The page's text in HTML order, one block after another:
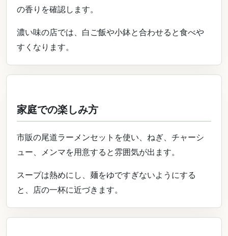
の香りを確認します。
濃い味の店では、白ご飯や小鉢と合わせると食べや
すくなります。
家庭での楽しみ方
市販の尾道ラーメンセットを使い、ねぎ、チャーシ
ュー、メンマを用意すると雰囲気が出ます。
スープは熱めにし、麺をゆですぎないようにする
と、店の一杯に近づきます。